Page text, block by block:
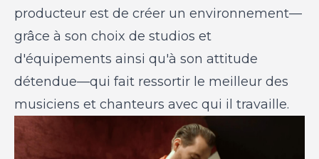
producteur est de créer un environnement—
grâce à son choix de studios et
d'équipements ainsi qu'à son attitude
détendue—qui fait ressortir le meilleur des
musiciens et chanteurs avec qui il travaille.